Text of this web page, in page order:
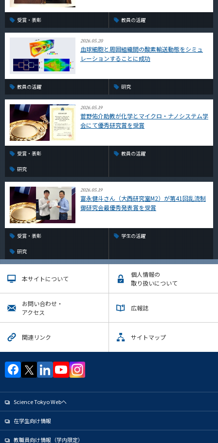
受賞・表彰 教員の活躍
2026.05.20
血球細胞と周囲組織間の酸素輸送動態をシミュ
レーションすることに成功
教員の活躍 研究
2026.05.19
菅野佑介助教が化学とマイクロ・ナノシステム学
会にて優秀研究賞を受賞
受賞・表彰 教員の活躍
研究
2026.05.19
富永健斗さん（大西研究室M2）が第41回乱流制
御研究会最優秀発表賞を受賞
受賞・表彰 学生の活躍
研究
本サイトについて
個人情報の
取り扱いについて
お問い合わせ・
アクセス
広報誌
関連リンク サイトマップ
Science Tokyo Webヘ
在学生向け情報
教職員向け情報（学内限定）